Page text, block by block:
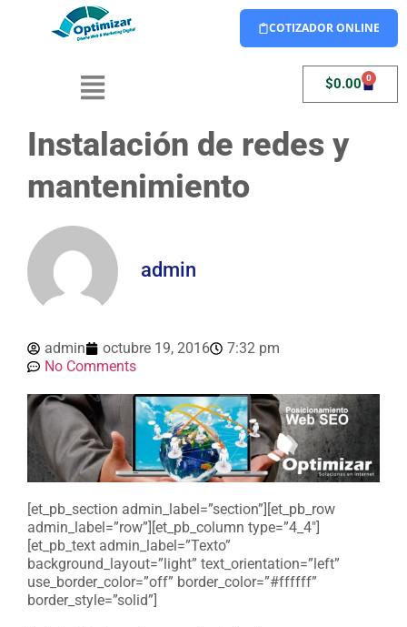
COTIZADOR ONLINE
$0.00 0
Instalación de redes y
mantenimiento
admin
admin octubre 19, 2016
7:32 pm
No Comments
[et_pb_section admin_label=”section”][et_pb_row
admin_label=”row”][et_pb_column type=”4_4″]
[et_pb_text admin_label=”Texto”
background_layout=”light” text_orientation=”left”
use_border_color=”off” border_color=”#ffffff”
border_style=”solid”]